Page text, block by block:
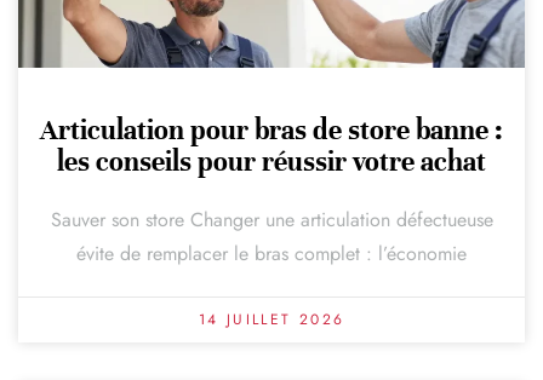
Articulation pour bras de store banne :
les conseils pour réussir votre achat
Sauver son store Changer une articulation défectueuse
évite de remplacer le bras complet : l’économie
14 JUILLET 2026